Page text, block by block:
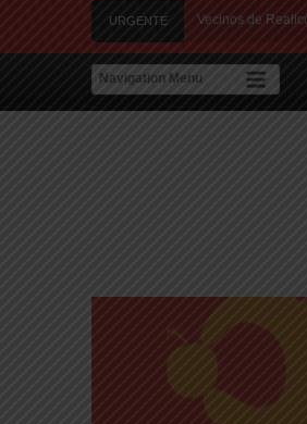
URGENTE
en el Relleno Sanitario Vecinos de Realicó se
«¿Nos dieron a Messi?»